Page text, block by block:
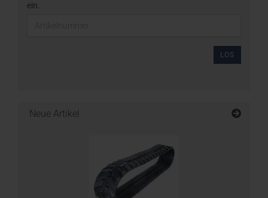
ein.
LOS
Neue Artikel